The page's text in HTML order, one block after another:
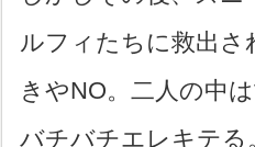
ルフィたちに救出
きやNO。二人の中
バチバチエレキテる